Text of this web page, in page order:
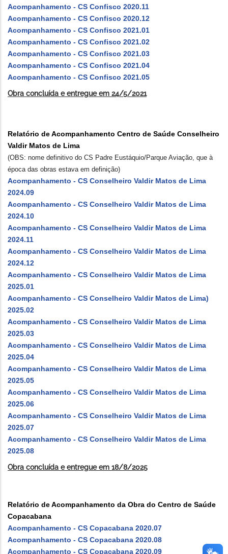
Acompanhamento - CS Confisco 2020.11
Acompanhamento - CS Confisco 2020.12
Acompanhamento - CS Confisco 2021.01
Acompanhamento - CS Confisco 2021.02
Acompanhamento - CS Confisco 2021.03
Acompanhamento - CS Confisco 2021.04
Acompanhamento - CS Confisco 2021.05
Obra concluída e entregue em 24/5/2021
Relatório de Acompanhamento Centro de Saúde Conselheiro
Valdir Matos de Lima
(OBS: nome definitivo do CS Padre Eustáquio/Parque Aviação, que à
época das obras estava em definição)
Acompanhamento - CS Conselheiro Valdir Matos de Lima
2024.09
Acompanhamento - CS Conselheiro Valdir Matos de Lima
2024.10
Acompanhamento - CS Conselheiro Valdir Matos de Lima
2024.11
Acompanhamento - CS Conselheiro Valdir Matos de Lima
2024.12
Acompanhamento - CS Conselheiro Valdir Matos de Lima
2025.01
Acompanhamento - CS Conselheiro Valdir Matos de Lima)
2025.02
Acompanhamento - CS Conselheiro Valdir Matos de Lima
2025.03
Acompanhamento - CS Conselheiro Valdir Matos de Lima
2025.04
Acompanhamento - CS Conselheiro Valdir Matos de Lima
2025.05
Acompanhamento - CS Conselheiro Valdir Matos de Lima
2025.06
Acompanhamento - CS Conselheiro Valdir Matos de Lima
2025.07
Acompanhamento - CS Conselheiro Valdir Matos de Lima
2025.08
Obra concluída e entregue em 18/8/2025
Relatório de Acompanhamento da Obra do Centro de Saúde
Copacabana
Acompanhamento - CS Copacabana 2020.07
Acompanhamento - CS Copacabana 2020.08
Acompanhamento - CS Copacabana 2020.09